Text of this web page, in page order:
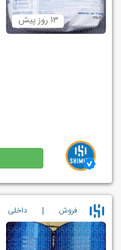
13 روز پیش
فروش | داخلي